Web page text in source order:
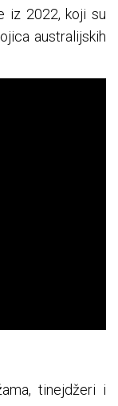
iz 2022, koji su
australijskih
tinejdžeri i